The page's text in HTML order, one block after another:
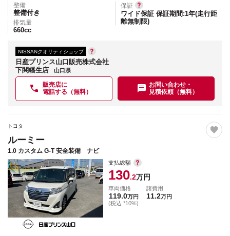
整備
整備付き
排気量
660cc
保証
ワイド保証 保証期間:1年(走行距
離無制限)
NISSANクオリティショップ
日産プリンス山口販売株式会社
下関幡生店
山口県
販売店に
電話する（無料）
お問い合わせ・
見積依頼（無料）
トヨタ
ルーミー
1.0 カスタム G-T 安全装備 ナビ
支払総額
130.2万円
車両価格
119.0万円
(税込 *10%)
諸費用
11.2万円